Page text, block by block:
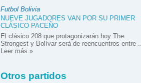
Futbol Bolivia
NUEVE JUGADORES VAN POR SU PRIMER
CLÁSICO PACEÑO
El clásico 208 que protagonizarán hoy The
Strongest y Bolívar será de reencuentros entre ...
Leer más »
Otros partidos